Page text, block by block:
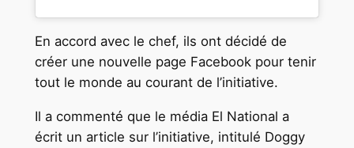
En accord avec le chef, ils ont décidé de
créer une nouvelle page Facebook pour tenir
tout le monde au courant de l’initiative.
Il a commenté que le média El National a
écrit un article sur l’initiative, intitulé Doggy